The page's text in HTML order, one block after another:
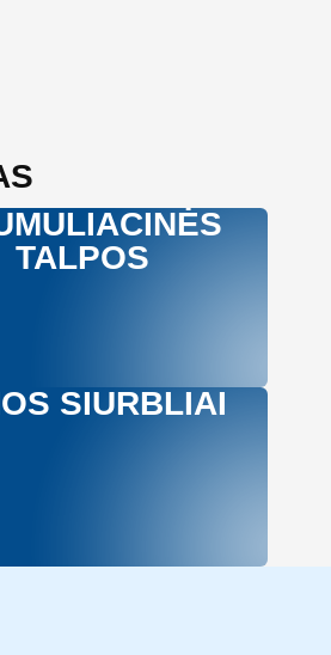
TALPOS
SIURBLIAI